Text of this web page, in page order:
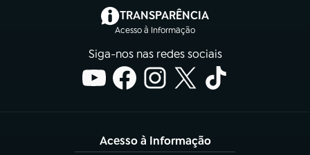
TRANSPARÊNCIA
Acesso à Informação
(abre em nova aba)
Siga-nos nas redes sociais
Acesso à Informação